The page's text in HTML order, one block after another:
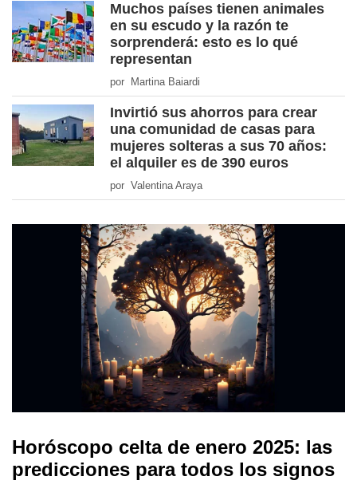
Muchos países tienen animales
en su escudo y la razón te
sorprenderá: esto es lo qué
representan
por Martina Baiardi
Invirtió sus ahorros para crear
una comunidad de casas para
mujeres solteras a sus 70 años:
el alquiler es de 390 euros
por Valentina Araya
Horóscopo celta de enero 2025: las
predicciones para todos los signos